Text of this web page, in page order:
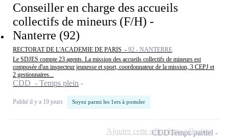
Conseiller en charge des accueils
collectifs de mineurs (F/H) -
Nanterre (92)
RECTORAT DE L'ACADEMIE DE PARIS - 92 - NANTERRE
Le SDJES compte 23 agents. La mission des accueils collectifs de mineurs est
composée d'un inspecteur jeunesse et sport, coordonnateur de la mission, 3 CEPJ et
2 gestionnaires...
CDD - Temps plein
Publié il y a 19 jours Soyez parmi les 1ers à postuler
CDDTemps partiel
Ajouter cette offre à ma sélection